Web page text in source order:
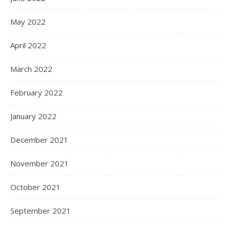
May 2022
April 2022
March 2022
February 2022
January 2022
December 2021
November 2021
October 2021
September 2021